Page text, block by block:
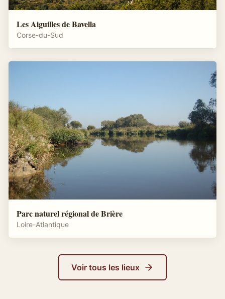
Les Aiguilles de Bavella
Corse-du-Sud
Parc naturel régional de Brière
Loire-Atlantique
Voir tous les lieux